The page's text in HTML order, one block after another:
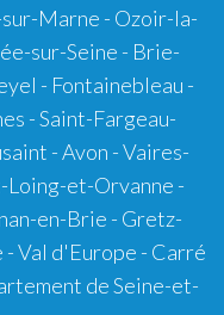
Marne - Ozoir-la-
sur-Seine - Brie-
- Fontainebleau -
- Saint-Fargeau-
- Avon - Vaires-
et-Orvanne -
en-Brie - Gretz-
Val d'Europe - Carré
de Seine-et-